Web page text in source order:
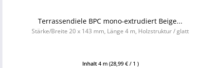
Terrassendiele BPC mono-extrudiert Beige...
Stärke/Breite 20 x 143 mm, Länge 4 m, Holzstruktur / glatt
Inhalt 4 m (28,99 € / 1 )